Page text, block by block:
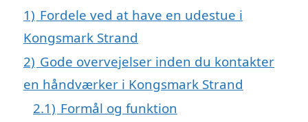
1) Fordele ved at have en udestue i
Kongsmark Strand
2) Gode overvejelser inden du kontakter
en håndværker i Kongsmark Strand
2.1) Formål og funktion